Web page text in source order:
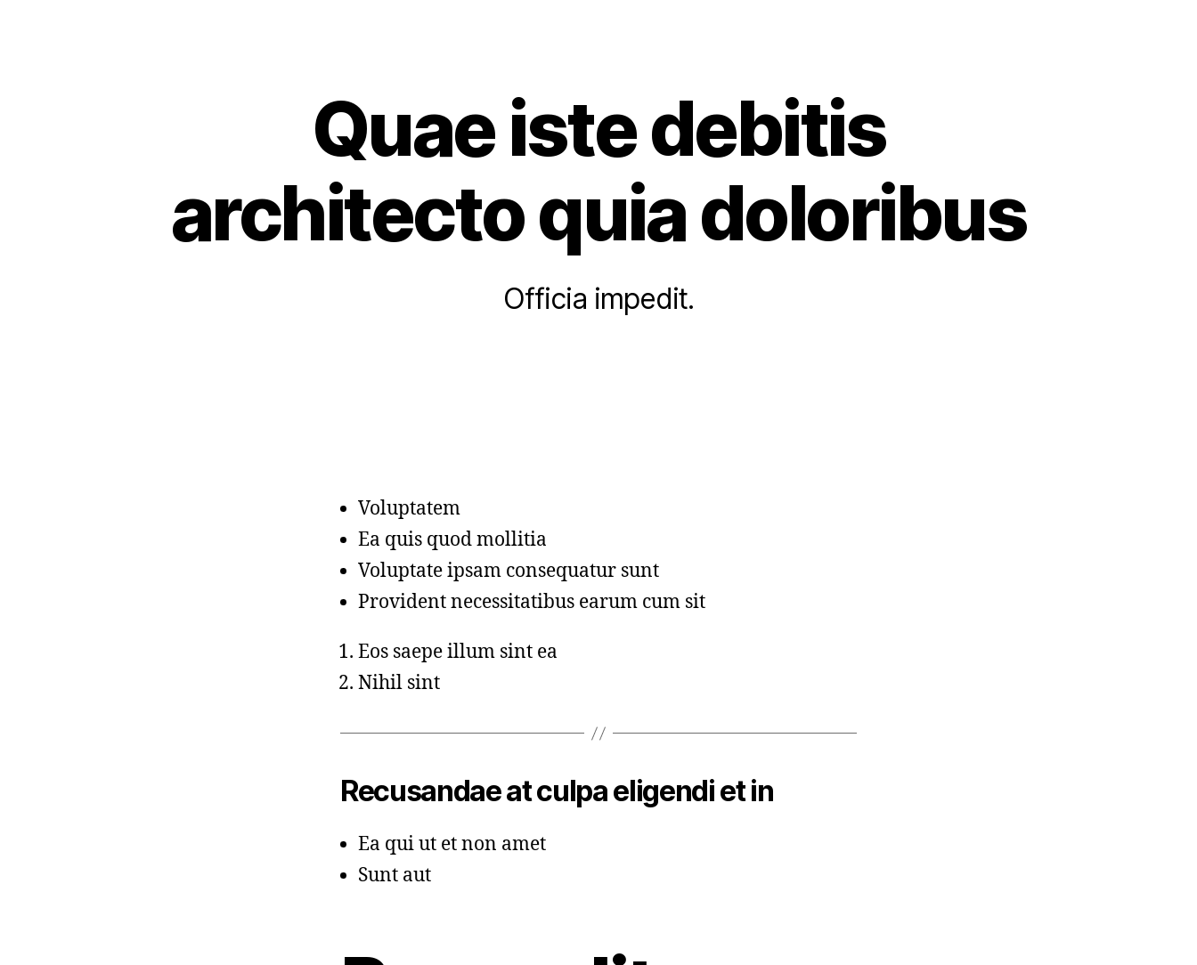
Quae iste debitis
architecto quia doloribus
Officia impedit.
Voluptatem
Ea quis quod mollitia
Voluptate ipsam consequatur sunt
Provident necessitatibus earum cum sit
Eos saepe illum sint ea
Nihil sint
Recusandae at culpa eligendi et in
Ea qui ut et non amet
Sunt aut